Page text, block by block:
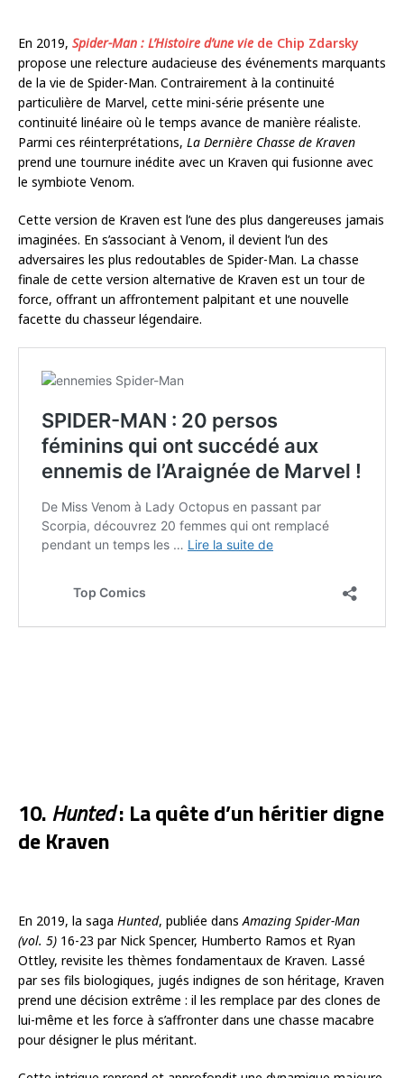
En 2019, Spider-Man : L’Histoire d’une vie de Chip Zdarsky
propose une relecture audacieuse des événements marquants
de la vie de Spider-Man. Contrairement à la continuité
particulière de Marvel, cette mini-série présente une
continuité linéaire où le temps avance de manière réaliste.
Parmi ces réinterprétations, La Dernière Chasse de Kraven
prend une tournure inédite avec un Kraven qui fusionne avec
le symbiote Venom.
Cette version de Kraven est l’une des plus dangereuses jamais
imaginées. En s’associant à Venom, il devient l’un des
adversaires les plus redoutables de Spider-Man. La chasse
finale de cette version alternative de Kraven est un tour de
force, offrant un affrontement palpitant et une nouvelle
facette du chasseur légendaire.
10.Hunted: La quête d’un héritier digne
de Kraven
En 2019, la saga Hunted, publiée dansAmazing Spider-Man
(vol. 5) 16-23 par Nick Spencer, Humberto Ramos et Ryan
Ottley, revisite les thèmes fondamentaux de Kraven. Lassé
par ses fils biologiques, jugés indignes de son héritage, Kraven
prend une décision extrême : il les remplace par des clones de
lui-même et les force à s’affronter dans une chasse macabre
pour désigner le plus méritant.